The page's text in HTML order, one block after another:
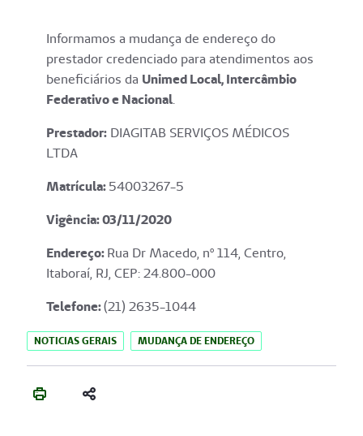
Informamos a mudança de endereço do
prestador credenciado para atendimentos aos
beneficiários da Unimed Local, Intercâmbio
Federativo e Nacional.
Prestador: DIAGITAB SERVIÇOS MÉDICOS
LTDA
Matrícula:54003267-5
Vigência: 03/11/2020
Endereço:Rua Dr Macedo, nº 114, Centro,
Itaboraí, RJ, CEP: 24.800-000
Telefone:(21) 2635-1044
NOTICIAS GERAIS MUDANÇA DE ENDEREÇO